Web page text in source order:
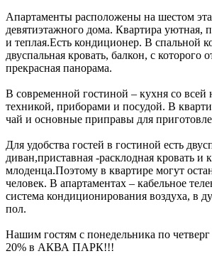
Апартаменты расположены на шестом
девятиэтажного дома. Квартира уютная,
и теплая.Есть кондиционер. В спальной
двуспальная кровать, балкон, с которого
прекрасная панорама.
В современной гостиной – кухня со всей
техникой, приборами и посудой. В
чай и основные приправы для
Для удобства гостей в гостиной есть
диван,приставная -расклодная кровать и
млоденца.Поэтому в квартире могут
человек. В апартаментах – кабельное
система кондиционирования воздуха, в
пол.
Нашим гостям с понедельника по
20% в АКВА ПАРК!!!